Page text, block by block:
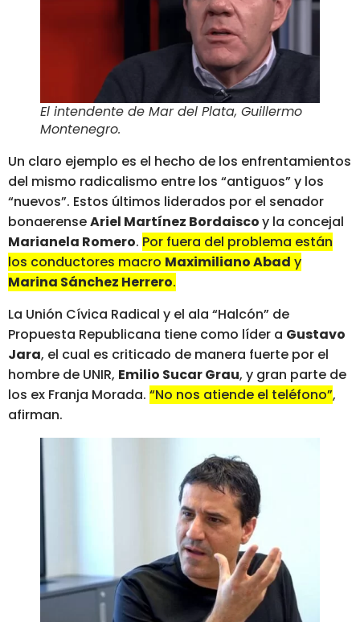
El intendente de Mar del Plata, Guillermo
Montenegro.
Un claro ejemplo es el hecho de los enfrentamientos
del mismo radicalismo entre los “antiguos” y los
“nuevos”. Estos últimos liderados por el senador
bonaerenseAriel Martínez Bordaiscoy la concejal
Marianela Romero. Por fuera del problema están
los conductores macro Maximiliano Abad y
Marina Sánchez Herrero.
La Unión Cívica Radical y el ala “Halcón” de
Propuesta Republicana tiene como líder a Gustavo
Jara, el cual es criticado de manera fuerte por el
hombre de UNIR, Emilio Sucar Grau, y gran parte de
los ex Franja Morada. “No nos atiende el teléfono”,
afirman.